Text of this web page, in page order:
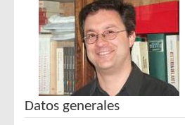
Datos generales